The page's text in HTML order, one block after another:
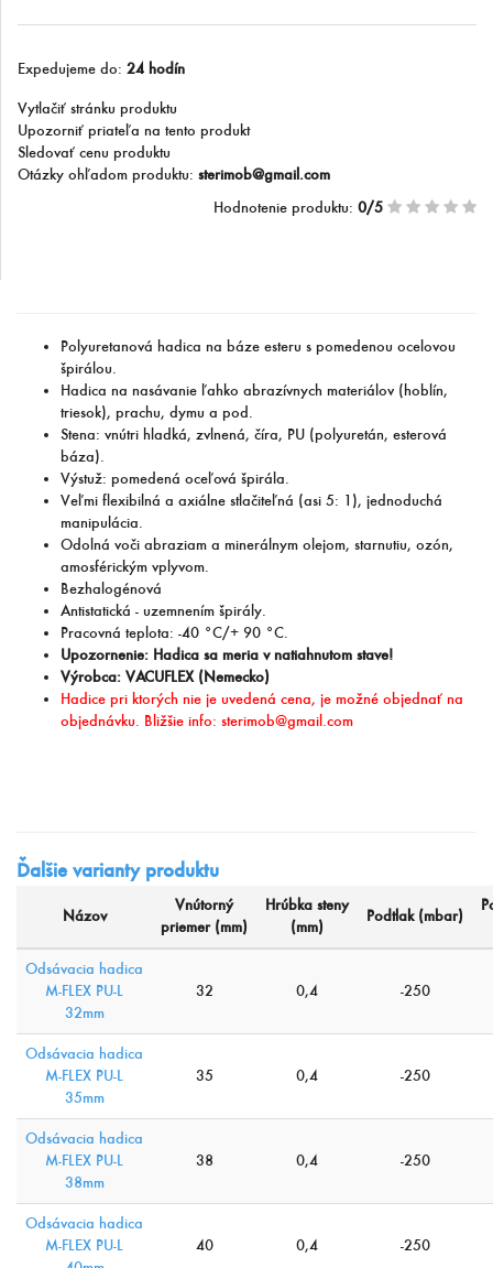
Expedujeme do: 24 hodín
Vytlačiť stránku produktu
Upozorniť priateľa na tento produkt
Sledovať cenu produktu
Otázky ohľadom produktu: sterimob@gmail.com
Hodnotenie produktu: 0/5
Polyuretanová hadica na báze esteru s pomedenou ocelovou
špirálou.
Hadica na nasávanie ľahko abrazívnych materiálov (hoblín,
triesok), prachu, dymu a pod.
Stena: vnútri hladká, zvlnená, číra, PU (polyuretán, esterová
báza).
Výstuž: pomedená oceľová špirála.
Veľmi flexibilná a axiálne stlačiteľná (asi 5: 1), jednoduchá
manipulácia.
Odolná voči abraziam a minerálnym olejom, starnutiu, ozón,
amosférickým vplyvom.
Bezhalogénová
Antistatická - uzemnením špirály.
Pracovná teplota: -40 °C/+ 90 °C.
Upozornenie: Hadica sa meria v natiahnutom stave!
Výrobca: VACUFLEX (Nemecko)
Hadice pri ktorých nie je uvedená cena, je možné objednať na
objednávku. Bližšie info: sterimob@gmail.com
Ďalšie varianty produktu
Názov
Vnútorný
priemer (mm)
Hrúbka steny
(mm)
Podtlak (mbar)
Odsávacia hadica
M-FLEX PU-L
32mm
32 0,4 -250
Odsávacia hadica
M-FLEX PU-L
35mm
35 0,4 -250
Odsávacia hadica
M-FLEX PU-L
38mm
38 0,4 -250
Odsávacia hadica
M-FLEX PU-L
40 0,4 -250